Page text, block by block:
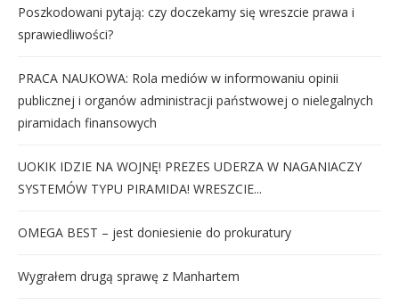
Poszkodowani pytają: czy doczekamy się wreszcie prawa i
sprawiedliwości?
PRACA NAUKOWA: Rola mediów w informowaniu opinii
publicznej i organów administracji państwowej o nielegalnych
piramidach finansowych
UOKIK IDZIE NA WOJNĘ! PREZES UDERZA W NAGANIACZY
SYSTEMÓW TYPU PIRAMIDA! WRESZCIE...
OMEGA BEST – jest doniesienie do prokuratury
Wygrałem drugą sprawę z Manhartem